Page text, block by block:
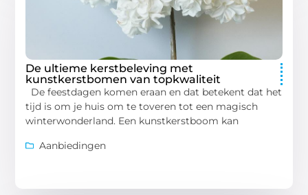
De ultieme kerstbeleving met
kunstkerstbomen van topkwaliteit
De feestdagen komen eraan en dat betekent dat het
tijd is om je huis om te toveren tot een magisch
winterwonderland. Een kunstkerstboom kan
Aanbiedingen